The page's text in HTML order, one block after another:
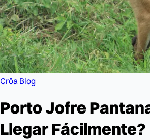
Crôa Blog
Porto Jofre
Llegar Fácilmente?